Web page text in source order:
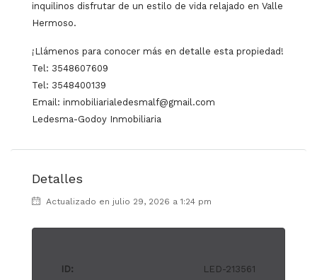
inquilinos disfrutar de un estilo de vida relajado en Valle
Hermoso.
¡Llámenos para conocer más en detalle esta propiedad!
Tel: 3548607609
Tel: 3548400139
Email: inmobiliarialedesmalf@gmail.com
Ledesma-Godoy Inmobiliaria
Detalles
Actualizado en julio 29, 2026 a 1:24 pm
ID: LED-213561